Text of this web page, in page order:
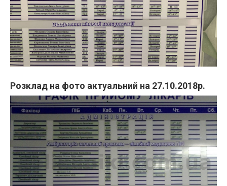
Розклад на фото актуальний на 27.10.2018р.